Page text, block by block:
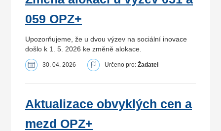
059 OPZ+
Upozorňujeme, že u dvou výzev na sociální inovace
došlo k 1. 5. 2026 ke změně alokace.
30. 04. 2026 Určeno pro: Žadatel
Aktualizace obvyklých cen a
mezd OPZ+